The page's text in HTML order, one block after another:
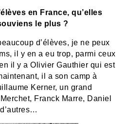
en France, qu’elles
le plus ?
d’élèves, je ne peux
il y en a eu trop, parmi ceux
il y a Olivier Gauthier qui est
il a son camp à
Kerner, un grand
Franck Marre, Daniel